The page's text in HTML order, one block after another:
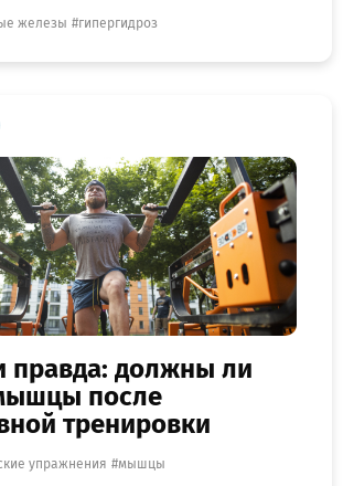
железы гипергидроз
должны ли
после
тренировки
упражнения мышцы